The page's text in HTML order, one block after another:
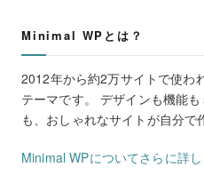
Minimal WPとは？
2012年から約2万サイトで使わ
テーマです。 デザインも機能
も、おしゃれなサイトが自分で
Minimal WPについてさらに詳し